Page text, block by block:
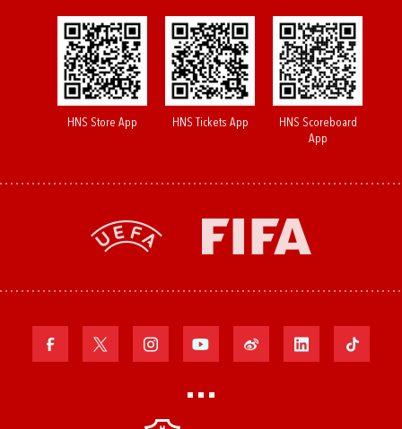
HNS Store App HNS Tickets App
HNS Scoreboard
App